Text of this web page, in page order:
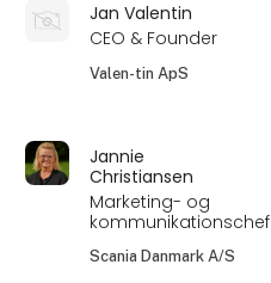
Jan Valentin
CEO & Founder
Valen-tin ApS
Jannie
Christiansen
Marketing- og
kommunikationschef
Scania Danmark A/S